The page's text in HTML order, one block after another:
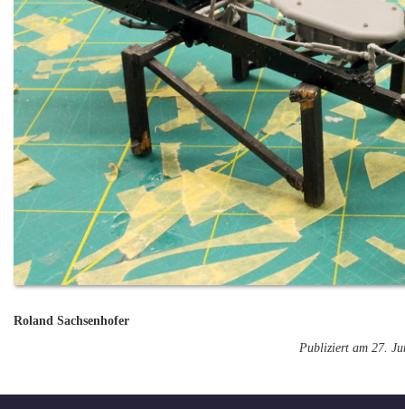
Roland Sachsenhofer
Publiziert am 27.